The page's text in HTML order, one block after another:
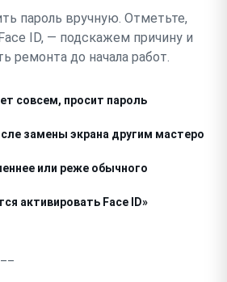
пароль вручную. Отметьте,
ID, — подскажем причину и
ремонта до начала работ.
совсем, просит пароль
замены экрана другим мастером
или реже обычного
активировать Face ID»